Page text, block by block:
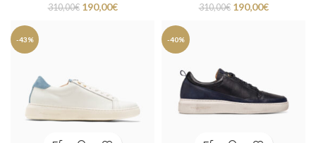
310,00€ 190,00€ 310,00€ 190,00€
-43% -40%